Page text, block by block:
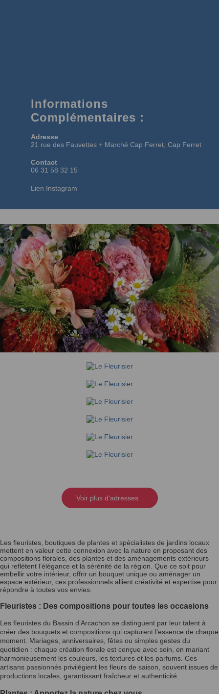
Informations
Complémentaires :
Adresse
21 rue des Fauvettes + Marché Cap Ferret, Cap Ferret
Contact
06 31 58 32 15
Lien Instagram
Voir plus d'adresses
Les fleuristes, boutiques de plantes et spécialistes de jardins locaux
mettent en valeur cette connexion avec la nature en proposant des
compositions florales, des plantes et des aménagements extérieurs
qui reflètent l’élégance et la sérénité de la région. Que ce soit pour
embellir votre intérieur, offrir un bouquet unique ou aménager un
espace extérieur, ces professionnels allient créativité et expertise pour
répondre à toutes vos envies.
Fleuristes : Des compositions pour toutes les occasions
Les fleuristes du Bassin d’Arcachon se distinguent par leur talent à
créer des bouquets et compositions qui capturent l’essence de chaque
moment. Mariages, anniversaires, fêtes ou simples gestes du
quotidien : chaque création florale est conçue avec soin, en mariant
harmonieusement les couleurs, les textures et les parfums. Ces
artisans passionnés privilégient les fleurs de saison, souvent issues de
productions locales, garantissant fraîcheur et authenticité.